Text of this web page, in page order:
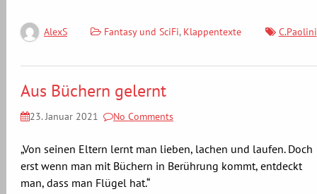
AlexS Fantasy und SciFi, Klappentexte C.Paolini
Aus Büchern gelernt
23. Januar 2021 No Comments
„Von seinen Eltern lernt man lieben, lachen und laufen. Doch
erst wenn man mit Büchern in Berührung kommt, entdeckt
man, dass man Flügel hat.“